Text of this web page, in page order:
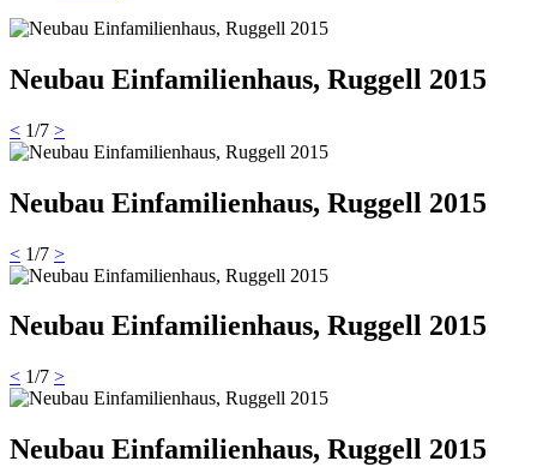
Neubau Einfamilienhaus, Ruggell 2015
< 1/7 >
Neubau Einfamilienhaus, Ruggell 2015
< 1/7 >
Neubau Einfamilienhaus, Ruggell 2015
< 1/7 >
Neubau Einfamilienhaus, Ruggell 2015